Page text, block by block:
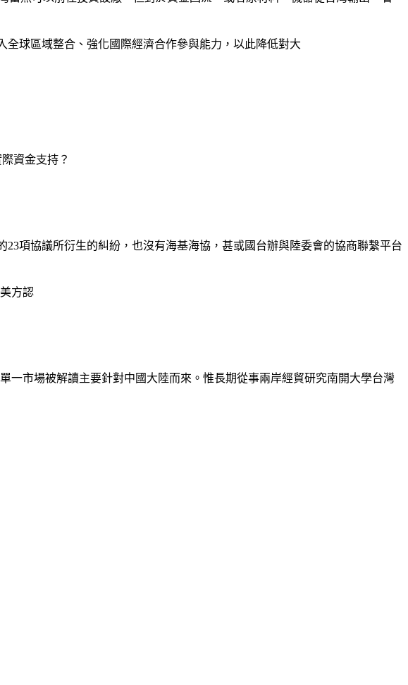
球區域整合、強化國際經濟合作參與能力，以此降低對大
資金支持？
項協議所衍生的糾紛，也沒有海基海協，甚或國台辦與陸委會的協商聯繫平台
方認
一市場被解讀主要針對中國大陸而來。惟長期從事兩岸經貿研究南開大學台灣